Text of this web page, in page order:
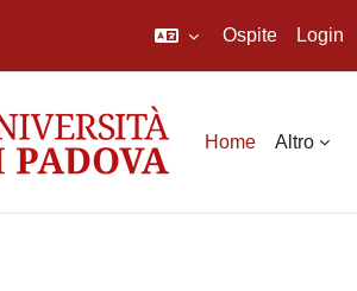
Ospite Login
Home Altro